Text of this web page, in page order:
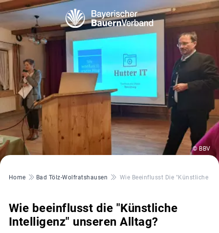
© BBV
Pfadnavigation
Home Bad Tölz-Wolfratshausen Wie Beeinflusst Die "Künstliche
Wie beeinflusst die "Künstliche
Intelligenz" unseren Alltag?